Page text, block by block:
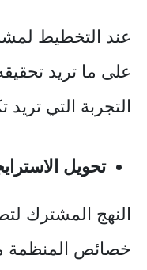
عند التخطيط
على ما تريد
التجربة التي تريد
تحويل
النهج المشترك
خصائص المنظمة